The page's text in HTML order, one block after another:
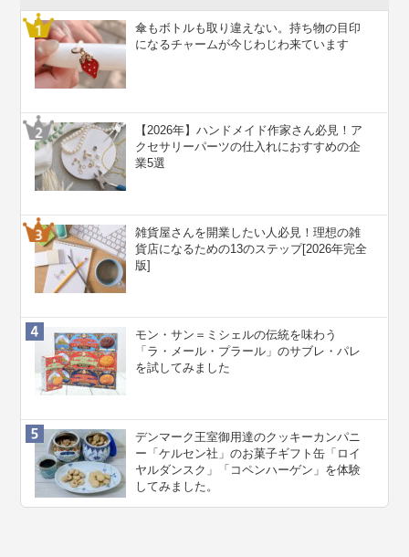
傘もボトルも取り違えない。持ち物の目印
になるチャームが今じわじわ来ています
【2026年】ハンドメイド作家さん必見！ア
クセサリーパーツの仕入れにおすすめの企
業5選
雑貨屋さんを開業したい人必見！理想の雑
貨店になるための13のステップ[2026年完全
版]
モン・サン＝ミシェルの伝統を味わう
「ラ・メール・プラール」のサブレ・パレ
を試してみました
デンマーク王室御用達のクッキーカンパニ
ー「ケルセン社」のお菓子ギフト缶「ロイ
ヤルダンスク」「コペンハーゲン」を体験
してみました。